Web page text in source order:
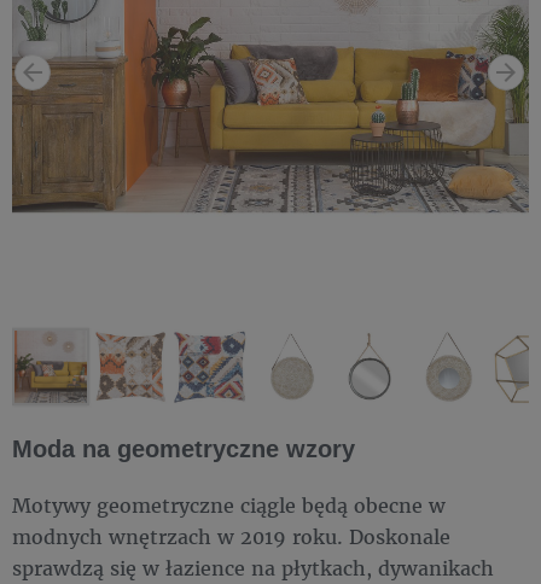
Moda na geometryczne wzory
Motywy geometryczne ciągle będą obecne w
modnych wnętrzach w 2019 roku. Doskonale
sprawdzą się w łazience na płytkach, dywanikach